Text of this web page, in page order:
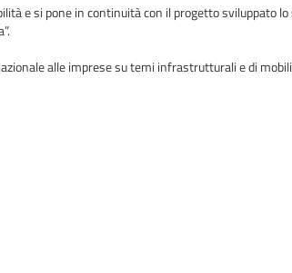
e si pone in continuità con il progetto sviluppato lo
alle imprese su temi infrastrutturali e di